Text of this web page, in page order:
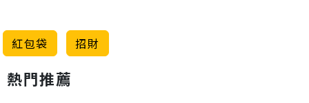
紅包袋 招財
熱門推薦